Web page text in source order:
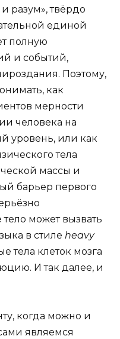
разум», твёрдо
единой
полную
и собы­тий,
Поэтому,
как
мерности
человека на
уровень, или как
тела
массы и
барьер первого
может вызвать
в стиле heavy
тела клеток мозга
И так далее, и
когда можно и
являемся